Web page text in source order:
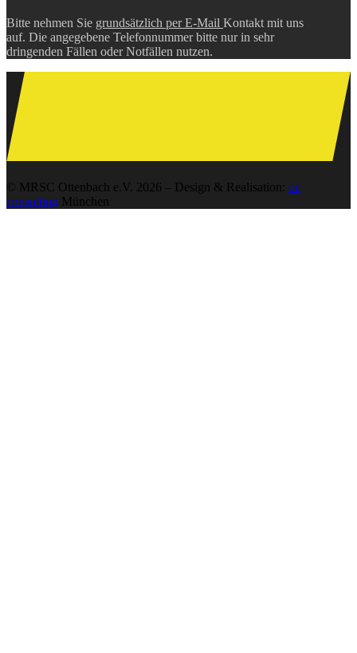
Bitte nehmen Sie grundsätzlich per E-Mail Kontakt mit uns
auf. Die angegebene Telefonnummer bitte nur in sehr
dringenden Fällen oder Notfällen nutzen.
© MRSC Ottenbach e.V. 2026 – Design & Realisation: oe
consulting München